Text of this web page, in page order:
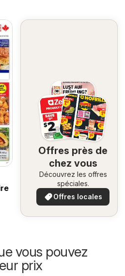
Offres près de
chez vous
Découvrez les offres
spéciales.
Offres locales
vous pouvez
prix